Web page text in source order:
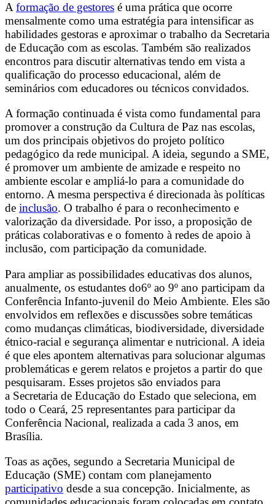
Aformação de gestores é uma prática que ocorre
mensalmente como uma estratégia para intensificar as
habilidades gestoras e aproximar o trabalho da Secretaria
de Educação com as escolas. Também são realizados
encontros para discutir alternativas tendo em vista a
qualificação do processo educacional, além de
seminários com educadores ou técnicos convidados.
A formação continuada é vista como fundamental para
promover a construção da Cultura de Paz nas escolas,
um dos principais objetivos do projeto político
pedagógico da rede municipal. A ideia, segundo a SME,
é promover um ambiente de amizade e respeito no
ambiente escolar e ampliá-lo para a comunidade do
entorno. A mesma perspectiva é direcionada às políticas
de inclusão. O trabalho é para o reconhecimento e
valorização da diversidade. Por isso, a proposição de
práticas colaborativas e o fomento à redes de apoio à
inclusão, com participação da comunidade.
Para ampliar as possibilidades educativas dos alunos,
anualmente, os estudantes do6º ao 9º ano participam da
Conferência Infanto-juvenil do Meio Ambiente. Eles são
envolvidos em reflexões e discussões sobre temáticas
como mudanças climáticas, biodiversidade, diversidade
étnico-racial e segurança alimentar e nutricional. A ideia
é que eles apontem alternativas para solucionar algumas
problemáticas e gerem relatos e projetos a partir do que
pesquisaram. Esses projetos são enviados para
a Secretaria de Educação do Estado que seleciona, em
todo o Ceará, 25 representantes para participar da
Conferência Nacional, realizada a cada 3 anos, em
Brasília.
Toas as ações, segundo a Secretaria Municipal de
Educação (SME) contam com planejamento
participativo desde a sua concepção. Inicialmente, as